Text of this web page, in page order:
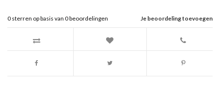
Je beoordeling toevoegen
0 sterren op basis van 0beoordelingen